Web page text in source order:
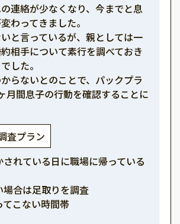
連絡が少なくなり、今までと息
わってきました。
と言っているが、親としては一
相手について素行を調べておき
した。
らないとのことで、パックプラ
月間息子の行動を確認することに
査プラン
れている日に職場に帰っている
合は足取りを調査
こない時間帯